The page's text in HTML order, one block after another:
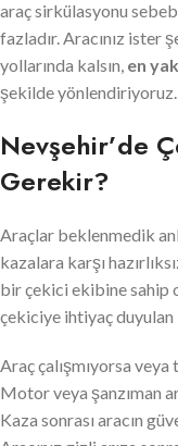
araç sirkülasyonu
fazladır. Aracınız ister
yollarında kalsın, en
şekilde yönlendiriyoruz.
Nevşehir’de
Gerekir?
Araçlar beklenmedik
kazalara karşı
bir çekici ekibine sahip
çekiciye ihtiyaç duyulan
Araç çalışmıyorsa
Motor veya şanzıman
Kaza sonrası aracın